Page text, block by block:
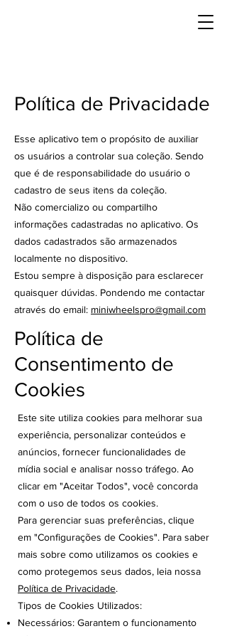
Política de Privacidade
Esse aplicativo tem o propósito de auxiliar
os usuários a controlar sua coleção. Sendo
que é de responsabilidade do usuário o
cadastro de seus itens da coleção.
Não comercializo ou compartilho
informações cadastradas no aplicativo. Os
dados cadastrados são armazenados
localmente no dispositivo.
​​Estou sempre à disposição para esclarecer
quaisquer dúvidas. Pondendo me contactar
através do email: miniwheelspro@gmail.com
Política de
Consentimento de
Cookies
Este site utiliza cookies para melhorar sua
experiência, personalizar conteúdos e
anúncios, fornecer funcionalidades de
mídia social e analisar nosso tráfego. Ao
clicar em "Aceitar Todos", você concorda
com o uso de todos os cookies.
Para gerenciar suas preferências, clique
em "Configurações de Cookies". Para saber
mais sobre como utilizamos os cookies e
como protegemos seus dados, leia nossa
Política de Privacidade.
Tipos de Cookies Utilizados:
Necessários: Garantem o funcionamento